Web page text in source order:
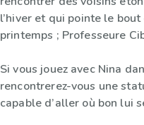
l’hiver et qui pointe le bout
printemps ; Professeure
Si vous jouez avec Nina
rencontrerez-vous une
capable d’aller où bon lui